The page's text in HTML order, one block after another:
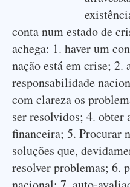
conta num estado de
achega: 1. haver um
nação está em crise; 2.
responsabilidade
com clareza os
ser resolvidos; 4. obter
financeira; 5. Procurar
soluções que,
resolver problemas; 6.